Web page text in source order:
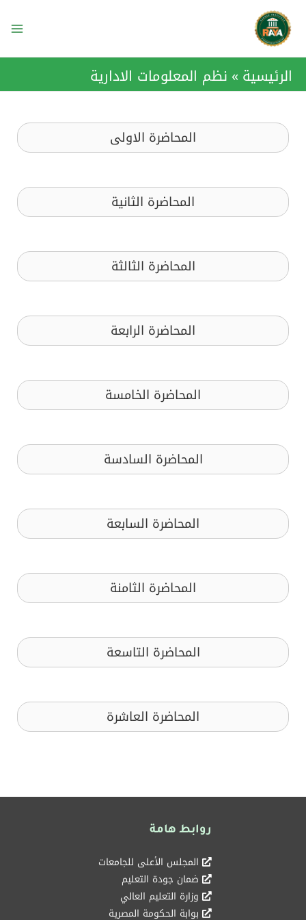
المحتوى
الرئيسية نظم المعلومات الادارية
المحاضرة الاولى
المحاضرة الثانية
المحاضرة الثالثة
المحاضرة الرابعة
المحاضرة الخامسة
المحاضرة السادسة
المحاضرة السابعة
المحاضرة الثامنة
المحاضرة التاسعة
المحاضرة العاشرة
روابط هامة
المجلس الأعلى للجامعات
ضمان جودة التعليم
وزارة التعليم العالي
بوابة الحكومة المصرية